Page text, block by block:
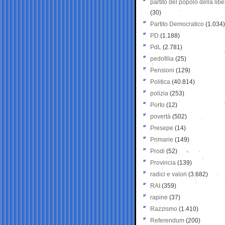
partito del popolo della
(30)
Partito Democratico (1.034)
PD (1.188)
PdL (2.781)
pedofilia (25)
Pensioni (129)
Politica (40.814)
polizia (253)
Porto (12)
povertà (502)
Presepe (14)
Primarie (149)
Prodi (52)
Provincia (139)
radici e valori (3.682)
RAI (359)
rapine (37)
Razzismo (1.410)
Referendum (200)